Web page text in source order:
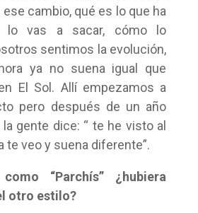
cambio, qué es lo que ha
lo vas a sacar, cómo lo
sentimos la evolución,
ya no suena igual que
El Sol. Allí empezamos a
pero después de un año
gente dice: “ te he visto al
te veo y suena diferente”.
“Parchís” ¿hubiera
otro estilo?